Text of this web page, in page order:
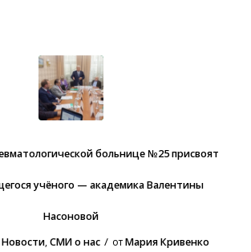
больнице №25 присвоят
учёного — академика Валентины
Насоновой
Новости,СМИ о нас / отМария Кривенко